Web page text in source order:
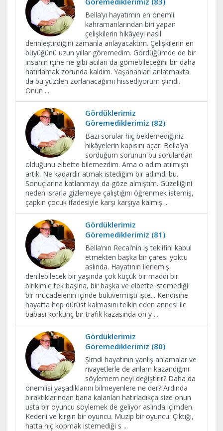
Bella’yı hayatımın en önemli
kahramanlarından biri yapan
çelişkilerin hikâyeyi nasıl
derinleştirdiğini zamanla anlayacaktım. Çelişkilerin en
büyüğünü uzun yıllar göremedim. Gördüğümde de bir
insanın içine ne gibi acıları da gömebileceğini bir daha
hatırlamak zorunda kaldım. Yaşananları anlatmakta
da bu yüzden zorlanacağımı hissediyorum şimdi.
Onun ...
Gördüklerimiz
Göremediklerimiz (82)
Bazı sorular hiç beklemediğiniz
hikâyelerin kapısını açar. Bella’ya
sorduğum sorunun bu sorulardan
olduğunu elbette bilemezdim. Ama o adım atılmıştı
artık. Ne kadardır atmak istediğim bir adımdı bu.
Sonuçlarına katlanmayı da göze almıştım. Güzelliğini
neden ısrarla gizlemeye çalıştığını öğrenmek istemiş,
çapkın çocuk ifadesiyle karşı karşıya kalmış ...
Gördüklerimiz
Göremediklerimiz (81)
Bella’nın Recai’nin iş teklifini kabul
etmekten başka bir çaresi yoktu
aslında. Hayatının ilerlemiş
denilebilecek bir yaşında çok küçük bir maddi bir
birikimle tek başına, bir başka ve elbette istemediği
bir mücadelenin içinde buluvermişti işte... Kendisine
hayatta hep dürüst kalmasını telkin eden annesi ile
babası korkunç bir trafik kazasında on y ...
Gördüklerimiz
Göremediklerimiz (80)
Şimdi hayatının yanlış anlamalar ve
rivayetlerle de anlam kazandığını
söylemem neyi değiştirir? Daha da
önemlisi yaşadıklarını bilmeyenlere ne der? Ardında
bıraktıklarından bana kalanları hatırladıkça size onun
usta bir oyuncu söylemek de geliyor aslında içimden.
Kederli ve kırgın bir oyuncu. Muzip bir oyuncu. Çıktığı,
hatta hiç kopmak istemediği s ...